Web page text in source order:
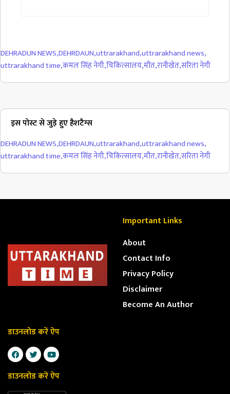
DEHRADUN NEWS,DEHRDAUN,uttrarakhand,uttrarakhand news,
uttrarakhand time,कमल सिंह नेगी,चिकित्सालय,मौत,रानीखेत,सरिता नेगी
इस पोस्ट से जुड़े हुए हैशटैग्स
DEHRADUN NEWS,DEHRDAUN,uttrarakhand,uttrarakhand news,
uttrarakhand time,कमल सिंह नेगी,चिकित्सालय,मौत,रानीखेत,सरिता नेगी
Important Links
About
Contact Info
Privacy Policy
Disclaimer
Become An Author
डाउनलोड करें ऐप
डाउनलोड करें ऐप